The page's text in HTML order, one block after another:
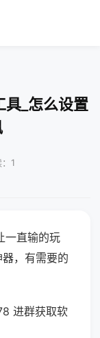
_怎么设置
1
一直输的玩
，有需要的
进群获取软